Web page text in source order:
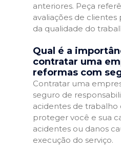
anteriores. Peça
avaliações de clientes
da qualidade do
Qual é a
contratar uma
reformas com
Contratar uma
seguro de
acidentes de
proteger você e sua
acidentes ou danos
execução do serviço.